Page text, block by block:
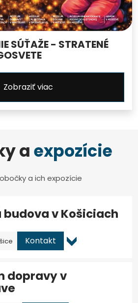
SÚŤAŽE - STRATENÉ
Zobraziť viac
aexpozície
a ich expozície
budova v Košiciach
Kontakt
dopravy v